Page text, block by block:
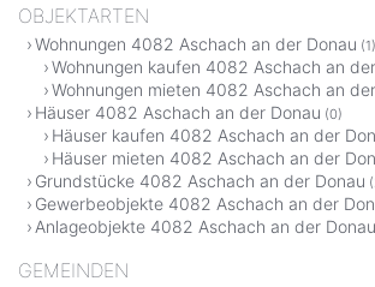
OBJEKTARTEN
Wohnungen 4082 Aschach an der Donau (1)
Wohnungen kaufen 4082 Aschach an
Wohnungen mieten 4082 Aschach an
Häuser 4082 Aschach an der Donau (0)
Häuser kaufen 4082 Aschach an der
Häuser mieten 4082 Aschach an der
Grundstücke 4082 Aschach an der Donau
Gewerbeobjekte 4082 Aschach an der
Anlageobjekte 4082 Aschach an der Donau
GEMEINDEN